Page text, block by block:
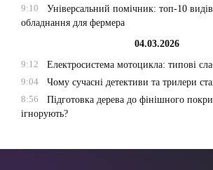
9:10
Універсальний помічник: топ-10
обладнання для фермера
04.03.2026
9:12
Електросистема мотоцикла: типові
9:04
Чому сучасні детективи та трилери
8:56
Підготовка дерева до фінішного
ігнорують?